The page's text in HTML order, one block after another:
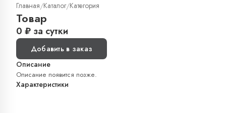
Главная/Каталог/Категория
Товар
0 ₽ за сутки
Добавить в заказ
Описание
Описание появится позже.
Характеристики